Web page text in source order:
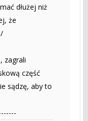
dłużej niż
że
zagrali
część
sądzę, aby to